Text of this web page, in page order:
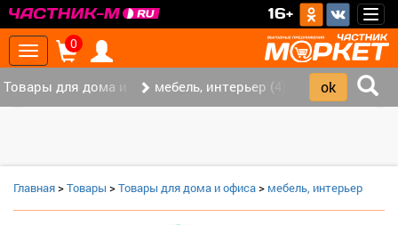
16+
Toggle
navigation
0
Товары для дома и офиса (8)мебель, интерьер (4)
Главная>Товары >Товары для дома и офиса> мебель, интерьер
‹ ›